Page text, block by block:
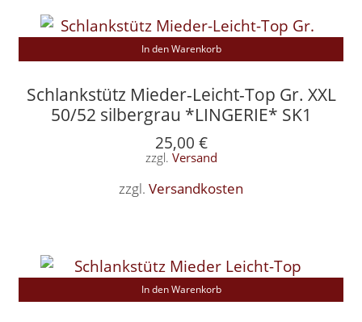
Schlankstütz Mieder-Leicht-Top Gr. XXL
50/52 silbergrau *LINGERIE* SK1
25,00 €
zzgl. Versand
zzgl. Versandkosten
In den Warenkorb
In den Warenkorb